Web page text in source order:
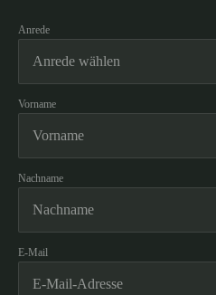
Anrede
Vorname
Nachname
E-Mail